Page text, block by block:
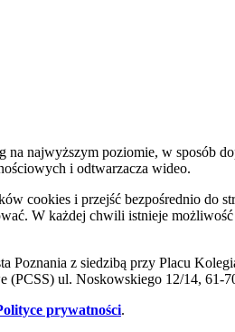
najwyższym poziomie, w
i odtwarzacza wideo.
cookies i przejść bezpośrednio do
W każdej chwili istnieje
z siedzibą przy Placu
(PCSS) ul. Noskowskiego 12/14, 61-
prywatności.